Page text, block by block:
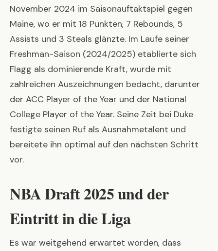
November 2024 im Saisonauftaktspiel gegen
Maine, wo er mit 18 Punkten, 7 Rebounds, 5
Assists und 3 Steals glänzte. Im Laufe seiner
Freshman-Saison (2024/2025) etablierte sich
Flagg als dominierende Kraft, wurde mit
zahlreichen Auszeichnungen bedacht, darunter
der ACC Player of the Year und der National
College Player of the Year. Seine Zeit bei Duke
festigte seinen Ruf als Ausnahmetalent und
bereitete ihn optimal auf den nächsten Schritt
vor.
NBA Draft 2025 und der
Eintritt in die Liga
Es war weitgehend erwartet worden, dass